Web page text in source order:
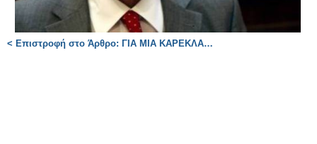
< Επιστροφή στο Άρθρο: ΓΙΑ ΜΙΑ ΚΑΡΕΚΛΑ…